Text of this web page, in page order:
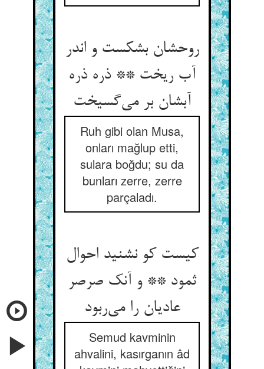
روحشان بشکست و اندر
آب ریخت ** ذره ذره
آبشان بر می‌گسیخت
Ruh gibi olan Musa,
onları mağlup etti,
sulara boğdu; su da
bunları zerre, zerre
parçaladı.
کیست کو نشنید احوال
ثمود ** و آنک صرصر
عادیان را می‌ربود
Semud kavminin
ahvalini, kasırganın âd